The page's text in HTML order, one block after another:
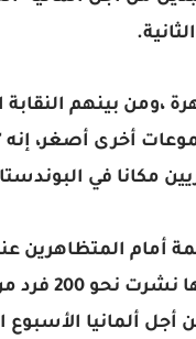
،ومن بينهم النقابة
مكانا في
أمام المتظاهرين
في موقع المظاهرة .
أجل ألمانيا